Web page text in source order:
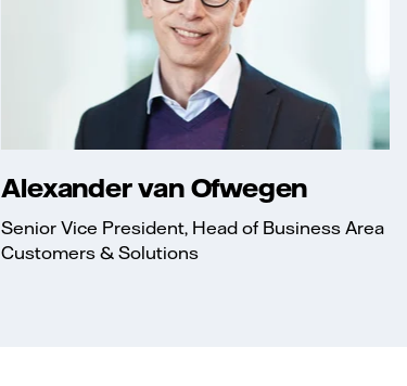
Alexander van Ofwegen
Senior Vice President, Head of Business Area
Customers & Solutions